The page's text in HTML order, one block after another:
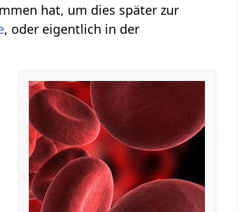
hat, um dies später zur
, oder eigentlich in der